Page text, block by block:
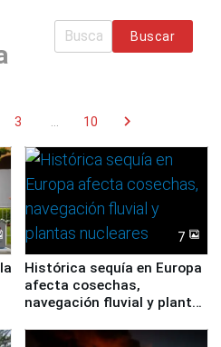
Buscar
3 10 chevron_right
7
Histórica sequía en Europa
afecta cosechas,
navegación fluvial y plantas